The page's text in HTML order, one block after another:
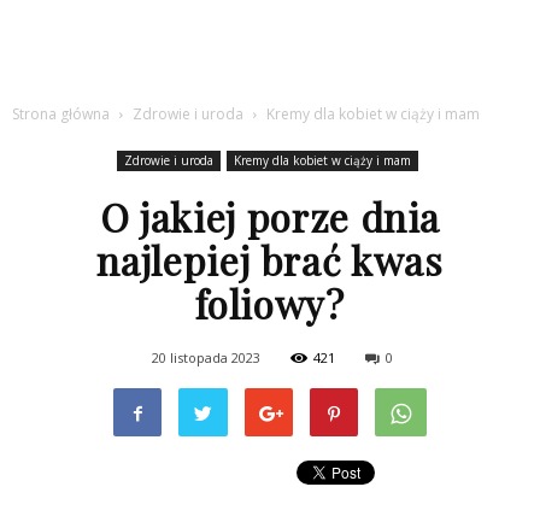
Strona główna Zdrowie i uroda Kremy dla kobiet w ciąży i mam
Zdrowie i uroda Kremy dla kobiet w ciąży i mam
O jakiej porze dnia
najlepiej brać kwas
foliowy?
20 listopada 2023 421 0